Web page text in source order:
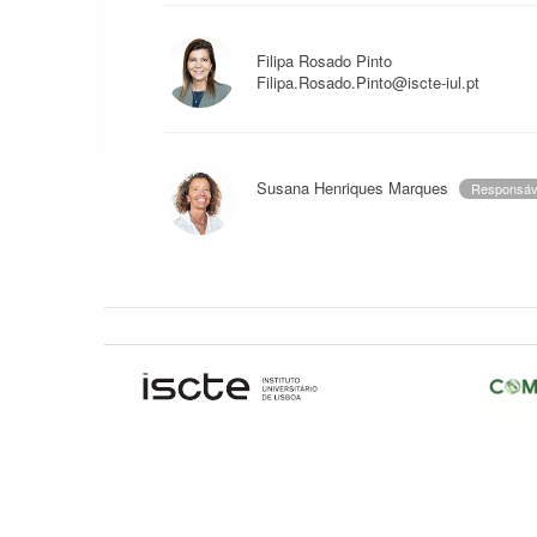
Filipa Rosado Pinto
Filipa.Rosado.Pinto@iscte-iul.pt
Susana Henriques Marques